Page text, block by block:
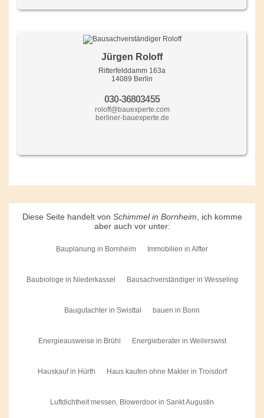
Jürgen Roloff
Ritterfelddamm 163a
14089 Berlin
030-36803455
roloff@bauexperte.com
berliner-bauexperte.de
Diese Seite handelt von Schimmel in Bornheim , ich komme
aber auch vor unter:
Bauplanung in Bornheim Immobilien in Alfter
Baubiologe in Niederkassel Bausachverständiger in Wesseling
Baugutachter in Swisttal bauen in Bonn
Energieausweise in Brühl Energieberater in Weilerswist
Hauskauf in Hürth Haus kaufen ohne Makler in Troisdorf
Luftdichtheit messen, Blowerdoor in Sankt Augustin